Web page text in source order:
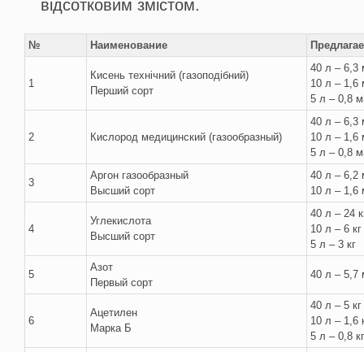
відсотковим змістом.
№ Наименование
1
Кисень технічний (газоподібний)
Перший сорт
40 л – 6,3
10 л – 1,6
5 л – 0,8
2 Кислород медицинский (газообразный)
40 л – 6,3
10 л – 1,6
5 л – 0,8
3
Аргон газообразный
Высший сорт
40 л – 6,2
10 л – 1,6
4
Углекислота
Высший сорт
40 л – 24
10 л – 6 кг
5 л – 3 кг
5
Азот
Первый сорт
40 л – 5,7
6
Ацетилен
Марка Б
40 л – 5 кг
10 л – 1,6
5 л – 0,8 кг